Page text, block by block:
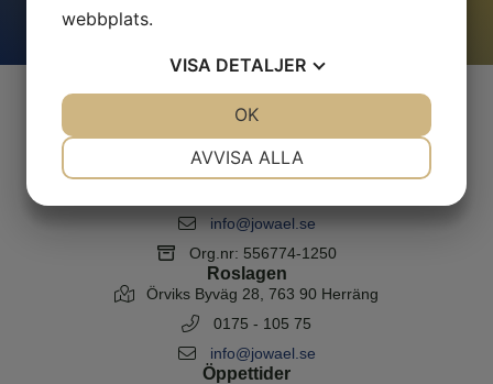
Stockholm & Uppsala
Kimsta 351, 19596 Rosersberg
info@jowael.se
Org.nr: 556774-1250
Roslagen
Örviks Byväg 28, 763 90 Herräng
0175 - 105 75
info@jowael.se
Öppettider
webbplats.
VISA DETALJER
MARKNADSFÖRING STATISTIK
AVVISA ALLA
OK